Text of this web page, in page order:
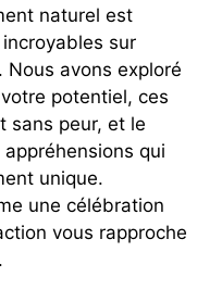
naturel est
sur
avons exploré
potentiel, ces
sans peur, et le
qui
unique.
une célébration
vous rapproche